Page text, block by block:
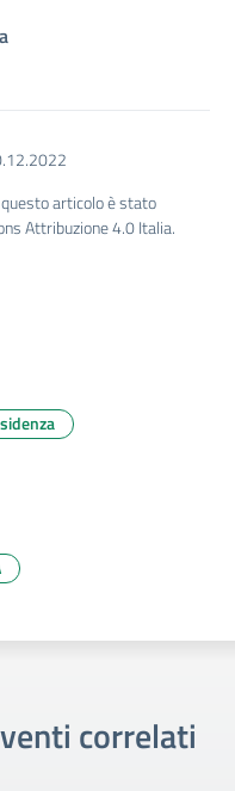
articolo è stato
Attribuzione 4.0 Italia.
correlati